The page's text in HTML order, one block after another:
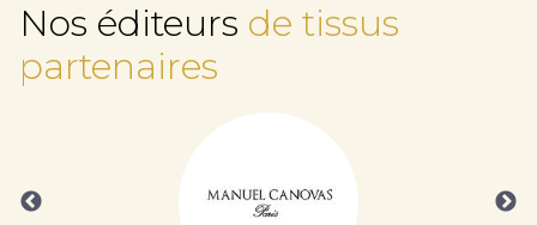
Nos éditeurs de tissus
partenaires